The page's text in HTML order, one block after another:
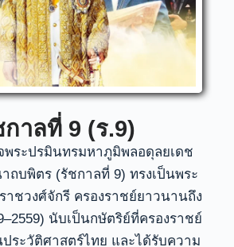
าลที่ 9 (ร.9)
พระปรมินทรมหาภูมิพลอดุลยเดช
ถบพิตร (รัชกาลที่ 9) ทรงเป็นพระ
าชวงศ์จักรี ครองราชย์ยาวนานถึง
นับเป็นกษัตริย์ที่ครองราชย์
ระวัติศาสตร์ไทย และได้รับความ